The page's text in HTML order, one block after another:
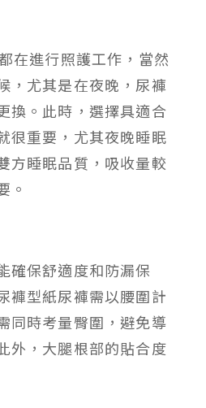
在進行照護工作，當然
，尤其是在夜晚，尿褲
換。此時，選擇具適合
很重要，尤其夜晚睡眠
方睡眠品質，吸收量較
。
確保舒適度和防漏保
褲型紙尿褲需以腰圍計
同時考量臀圍，避免導
外，大腿根部的貼合度